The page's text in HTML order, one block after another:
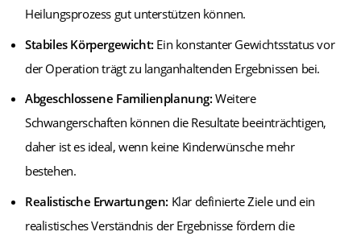
Heilungsprozess gut unterstützen können.
Stabiles Körpergewicht: Ein konstanter Gewichtsstatus vor
der Operation trägt zu langanhaltenden Ergebnissen bei.
Abgeschlossene Familienplanung: Weitere
Schwangerschaften können die Resultate beeinträchtigen,
daher ist es ideal, wenn keine Kinderwünsche mehr
bestehen.
Realistische Erwartungen: Klar definierte Ziele und ein
realistisches Verständnis der Ergebnisse fördern die